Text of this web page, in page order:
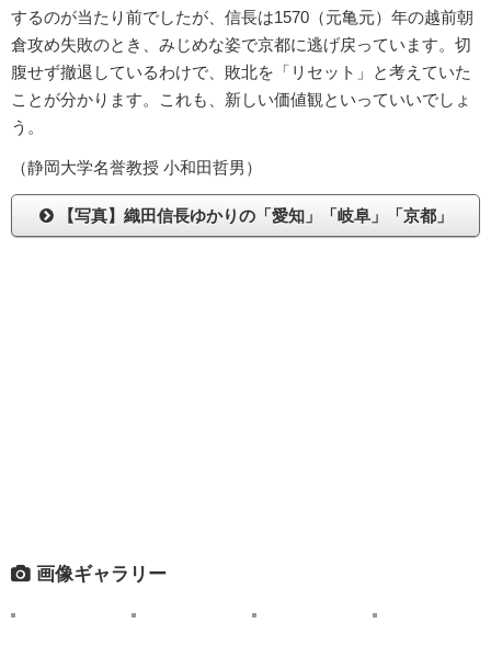
するのが当たり前でしたが、信長は1570（元亀元）年の越前朝
倉攻め失敗のとき、みじめな姿で京都に逃げ戻っています。切
腹せず撤退しているわけで、敗北を「リセット」と考えていた
ことが分かります。これも、新しい価値観といっていいでしょ
う。
（静岡大学名誉教授 小和田哲男）
【写真】織田信長ゆかりの「愛知」「岐阜」「京都」
画像ギャラリー